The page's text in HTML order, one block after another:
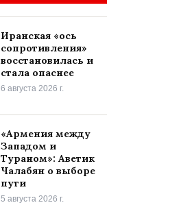
Иранская «ось
сопротивления»
восстановилась и
стала опаснее
6 августа 2026 г.
«Армения между
Западом и
Тураном»: Аветик
Чалабян о выборе
пути
5 августа 2026 г.